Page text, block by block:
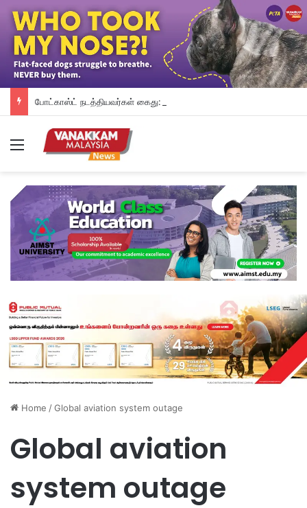
Menu
Home /Global aviation system outage
Global aviation
system outage